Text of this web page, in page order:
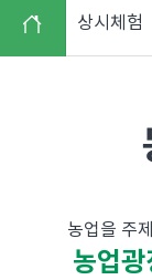
관
"
상시체험
농업을 주
농업